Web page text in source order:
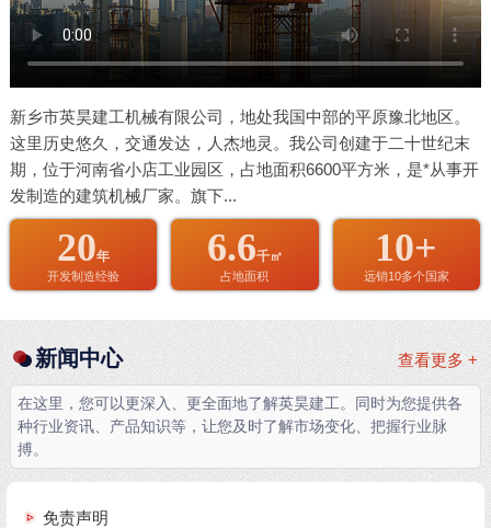
新乡市英昊建工机械有限公司，地处我国中部的平原豫北地区。
这里历史悠久，交通发达，人杰地灵。我公司创建于二十世纪末
期，位于河南省小店工业园区，占地面积6600平方米，是*从事开
发制造的建筑机械厂家。旗下...
20年
开发制造经验
6.6千㎡
占地面积
10+
远销10多个国家
查看更多 +
新闻中心
在这里，您可以更深入、更全面地了解英昊建工。同时为您提供各
种行业资讯、产品知识等，让您及时了解市场变化、把握行业脉
搏。
免责声明